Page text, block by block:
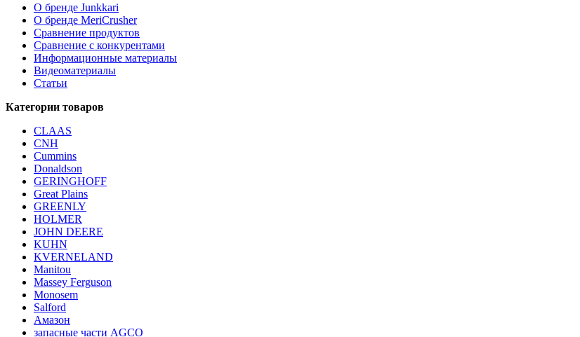
О бренде Junkkari
О бренде MeriCrusher
Сравнение продуктов
Сравнение с конкурентами
Информационные материалы
Видеоматериалы
Статьи
Категории товаров
CLAAS
CNH
Cummins
Donaldson
GERINGHOFF
Great Plains
GREENLY
HOLMER
JOHN DEERE
KUHN
KVERNELAND
Manitou
Massey Ferguson
Monosem
Salford
Амазон
запасные части AGCO